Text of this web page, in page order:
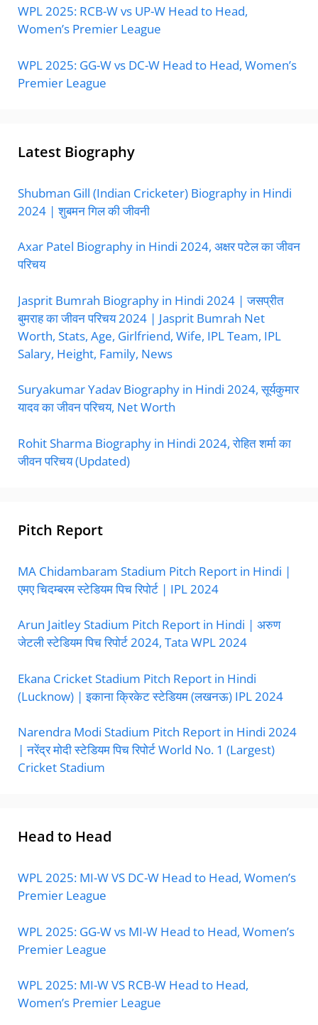
WPL 2025: RCB-W vs UP-W Head to Head,
Women’s Premier League
WPL 2025: GG-W vs DC-W Head to Head, Women’s
Premier League
Latest Biography
Shubman Gill (Indian Cricketer) Biography in Hindi
2024 | शुबमन गिल की जीवनी
Axar Patel Biography in Hindi 2024, अक्षर पटेल का जीवन
परिचय
Jasprit Bumrah Biography in Hindi 2024 | जसप्रीत
बुमराह का जीवन परिचय 2024 | Jasprit Bumrah Net
Worth, Stats, Age, Girlfriend, Wife, IPL Team, IPL
Salary, Height, Family, News
Suryakumar Yadav Biography in Hindi 2024, सूर्यकुमार
यादव का जीवन परिचय, Net Worth
Rohit Sharma Biography in Hindi 2024, रोहित शर्मा का
जीवन परिचय (Updated)
Pitch Report
MA Chidambaram Stadium Pitch Report in Hindi |
एमए चिदम्बरम स्टेडियम पिच रिपोर्ट | IPL 2024
Arun Jaitley Stadium Pitch Report in Hindi | अरुण
जेटली स्टेडियम पिच रिपोर्ट 2024, Tata WPL 2024
Ekana Cricket Stadium Pitch Report in Hindi
(Lucknow) | इकाना क्रिकेट स्टेडियम (लखनऊ) IPL 2024
Narendra Modi Stadium Pitch Report in Hindi 2024
| नरेंद्र मोदी स्टेडियम पिच रिपोर्ट World No. 1 (Largest)
Cricket Stadium
Head to Head
WPL 2025: MI-W VS DC-W Head to Head, Women’s
Premier League
WPL 2025: GG-W vs MI-W Head to Head, Women’s
Premier League
WPL 2025: MI-W VS RCB-W Head to Head,
Women’s Premier League